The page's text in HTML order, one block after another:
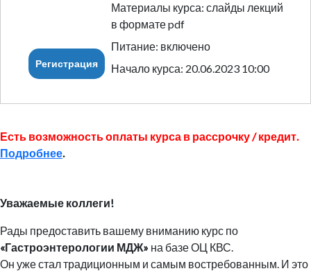
Материалы курса: слайды лекций
в формате pdf
Питание: включено
Регистрация Начало курса: 20.06.2023 10:00
Есть возможность оплаты курса в рассрочку / кредит.
Подробнее.
Уважаемые коллеги!
Рады предоставить вашему вниманию курс по
«Гастроэнтерологии МДЖ» на базе ОЦ КВС.
Он уже стал традиционным и самым востребованным. И это